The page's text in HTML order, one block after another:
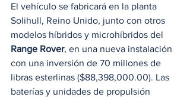
El vehículo se fabricará en la planta
Solihull, Reino Unido, junto con otros
modelos híbridos y microhíbridos del
Range Rover, en una nueva instalación
con una inversión de 70 millones de
libras esterlinas ($88,398,000.00). Las
baterías y unidades de propulsión